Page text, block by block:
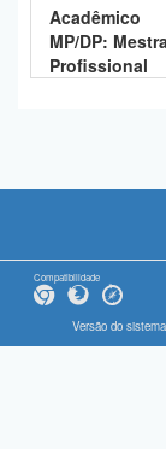
Acadêmico
MP/DP:
Profissional
Compatibilidade
Versão do